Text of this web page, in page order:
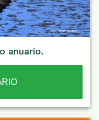
anuario.